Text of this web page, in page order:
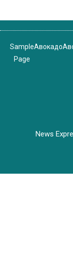
Sample
Page
Авокадо
News